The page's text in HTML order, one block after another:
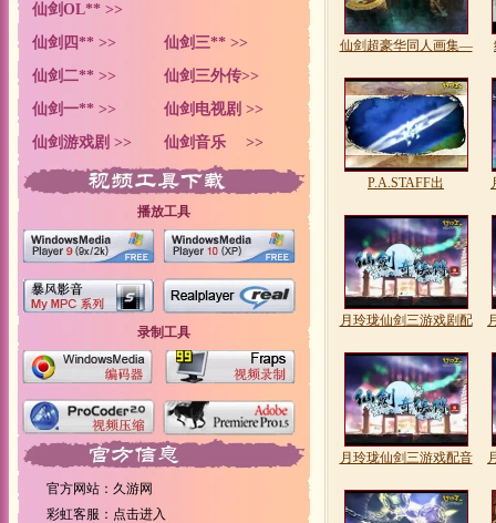
仙剑OL** >>
仙剑四** >>
仙剑三** >>
仙剑二** >>
仙剑三外传>>
仙剑一** >>
仙剑电视剧 >>
仙剑游戏剧 >>
仙剑音乐 >>
播放工具
录制工具
官方网站：久游网
彩虹客服： 点击进入
仙剑超豪华同人画集—
P.A.STAFF出
月玲珑仙剑三游戏剧配
月玲珑仙剑三游戏配音